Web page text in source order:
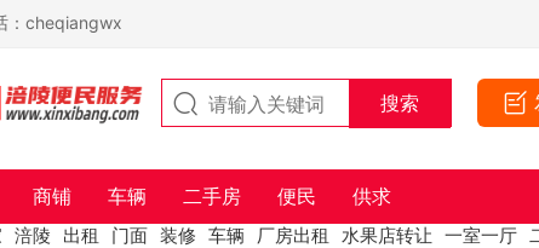
：cheqiangwx
商铺 车辆 二手房 便民 供求
涪陵 出租 门面 装修 车辆 厂房出租 水果店转让 一室一厅